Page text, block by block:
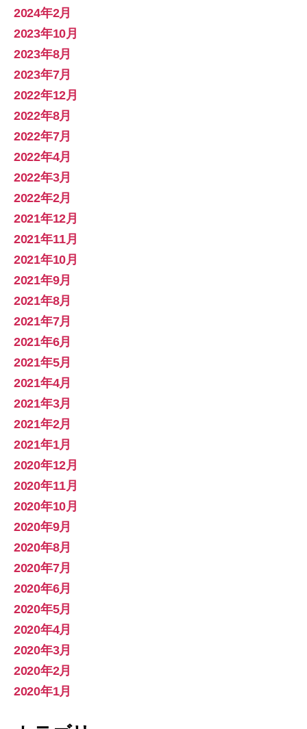
2024年2月
2023年10月
2023年8月
2023年7月
2022年12月
2022年8月
2022年7月
2022年4月
2022年3月
2022年2月
2021年12月
2021年11月
2021年10月
2021年9月
2021年8月
2021年7月
2021年6月
2021年5月
2021年4月
2021年3月
2021年2月
2021年1月
2020年12月
2020年11月
2020年10月
2020年9月
2020年8月
2020年7月
2020年6月
2020年5月
2020年4月
2020年3月
2020年2月
2020年1月